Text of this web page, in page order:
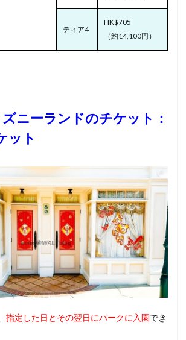
ティア4
HK$705
（約14,100円）
ニーランドのチケット：
ット
指定した日とその翌日にパークに入園でき